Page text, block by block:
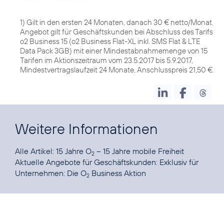
1) Gilt in den ersten 24 Monaten, danach 30 € netto/Monat.
Angebot gilt für Geschäftskunden bei Abschluss des Tarifs
o2 Business 15 (o2 Business Flat-XL inkl. SMS Flat & LTE
Data Pack 3GB) mit einer Mindestabnahmemenge von 15
Tarifen im Aktionszeitraum vom 23.5.2017 bis 5.9.2017,
Mindestvertragslaufzeit 24 Monate, Anschlusspreis 21,50 €.
Weitere Informationen
Alle Artikel: 15 Jahre O2 – 15 Jahre mobile Freiheit
Aktuelle Angebote für Geschäftskunden: Exklusiv für
Unternehmen: Die O2 Business Aktion